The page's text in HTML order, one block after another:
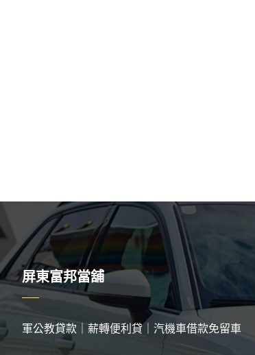
屏東富邦當舖
軍公教貸款｜薪轉便利貸｜汽機車借款免留車